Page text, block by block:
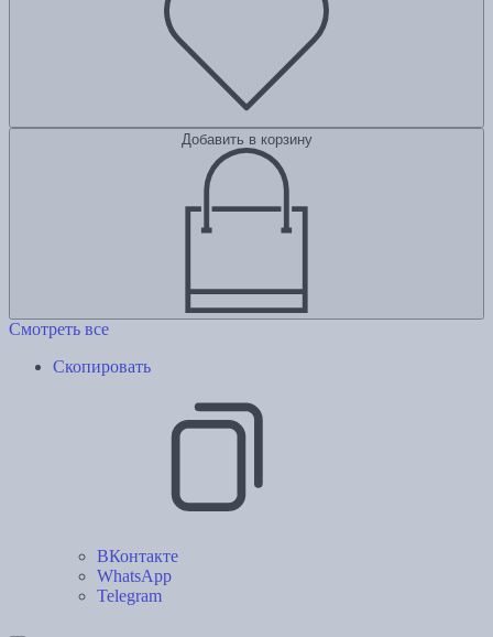
Добавить в корзину
Смотреть все
Скопировать
ВКонтакте
WhatsApp
Telegram